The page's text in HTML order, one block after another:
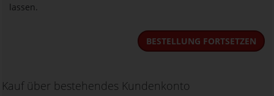
lassen.
BESTELLUNG FORTSETZEN
Kauf über bestehendes Kundenkonto